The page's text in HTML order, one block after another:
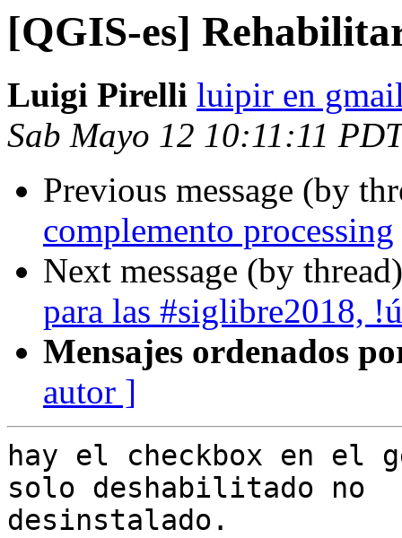
[QGIS-es]
Luigi Pirelli luipir en
Sab Mayo 12 10:11:11
Previous message (by
complemento processing
Next message (by
para las #siglibre2018,
Mensajes ordenados
autor ]
hay el checkbox en el
solo deshabilitado no
desinstalado.